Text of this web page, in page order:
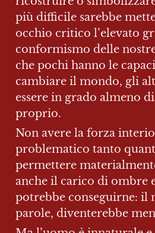
più difficile sarebbe
occhio critico l’elevato
conformismo delle
che pochi hanno le
cambiare il mondo, gli
essere in grado almeno
proprio.
Non avere la forza
problematico tanto
permettere
anche il carico di ombre
potrebbe conseguirne: il
parole, diventerebbe